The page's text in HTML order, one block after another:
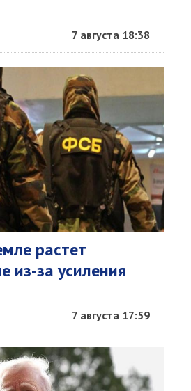
7 августа 18:38
растет
из-за усиления
7 августа 17:59